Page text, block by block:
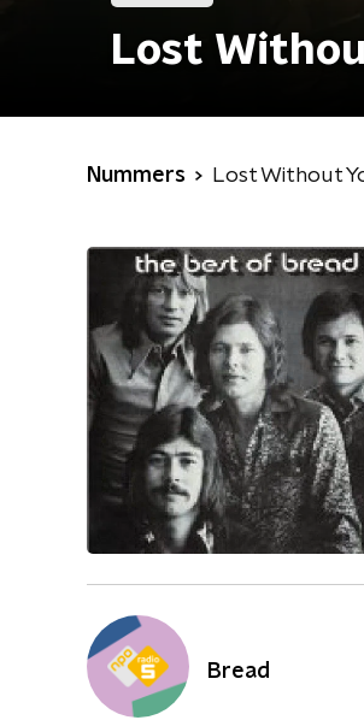
Lost
Nummers Lost Without
Bread